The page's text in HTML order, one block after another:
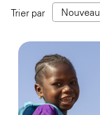
Trier par